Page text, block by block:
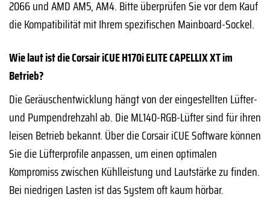
2066 und AMD AM5, AM4. Bitte überprüfen Sie vor dem Kauf
die Kompatibilität mit Ihrem spezifischen Mainboard-Sockel.
Wie laut ist die Corsair iCUE H170i ELITE CAPELLIX XT im
Betrieb?
Die Geräuschentwicklung hängt von der eingestellten Lüfter-
und Pumpendrehzahl ab. Die ML140-RGB-Lüfter sind für ihren
leisen Betrieb bekannt. Über die Corsair iCUE Software können
Sie die Lüfterprofile anpassen, um einen optimalen
Kompromiss zwischen Kühlleistung und Lautstärke zu finden.
Bei niedrigen Lasten ist das System oft kaum hörbar.